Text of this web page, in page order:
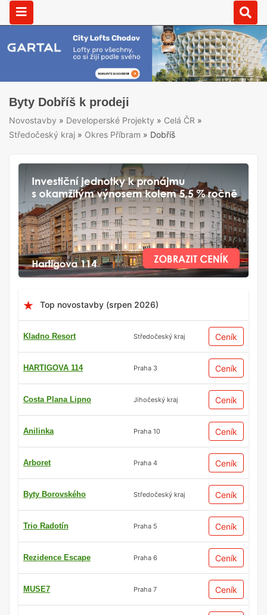
Byty Dobříš k prodeji
Novostavby » Developerské Projekty » Celá ČR »
Středočeský kraj » Okres Příbram » Dobříš
Top novostavby (srpen 2026)
Kladno Resort Středočeský kraj Ceník
HARTIGOVA 114 Praha 3 Ceník
Costa Plana Lipno Jihočeský kraj Ceník
Anilinka Praha 10 Ceník
Arboret Praha 4 Ceník
Byty Borovského Středočeský kraj Ceník
Trio Radotín Praha 5 Ceník
Rezidence Escape Praha 6 Ceník
MUSE7 Praha 7 Ceník